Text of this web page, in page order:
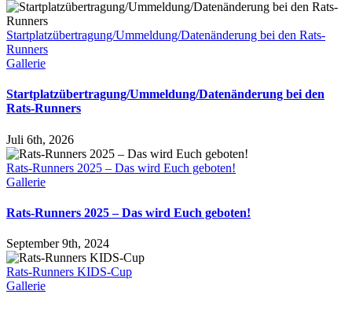
Startplatzübertragung/Ummeldung/Datenänderung bei den Rats-
Runners
Gallerie
Startplatzübertragung/Ummeldung/Datenänderung bei den
Rats-Runners
Juli 6th, 2026
Rats-Runners 2025 – Das wird Euch geboten!
Gallerie
Rats-Runners 2025 – Das wird Euch geboten!
September 9th, 2024
Rats-Runners KIDS-Cup
Gallerie